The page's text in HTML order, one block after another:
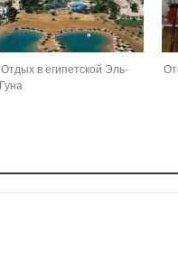
Отдых в египетской Эль-
Гуна